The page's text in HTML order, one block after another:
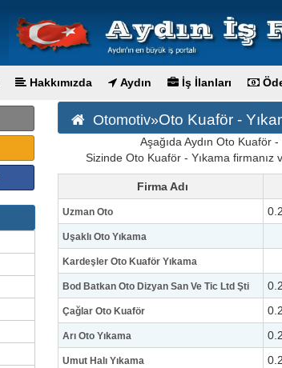
Hakkımızda Aydın İş İlanları
Otomotiv»Oto Kuaför -
Aşağıda Aydın Oto Kuaför
Sizinde Oto Kuaför - Yıkama firmanız
Firma Adı
Uzman Oto
Uşaklı Oto Yıkama
Kardeşler Oto Kuaför Yıkama
Bod Batkan Oto Dizyan San Ve Tic Ltd Şti
Çağlar Oto Kuaför
Arı Oto Yıkama
Umut Halı Yıkama